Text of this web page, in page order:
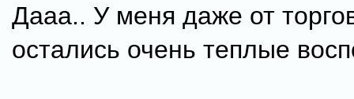
Дааа.. У меня даже от
остались очень теплые